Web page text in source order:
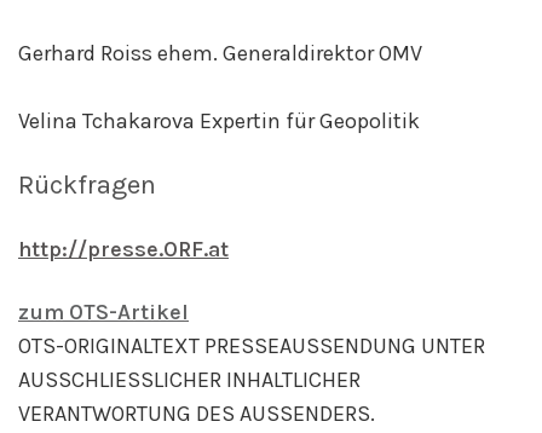
Gerhard Roiss ehem. Generaldirektor OMV
Velina Tchakarova Expertin für Geopolitik
Rückfragen
http://presse.ORF.at
zum OTS-Artikel
OTS-ORIGINALTEXT PRESSEAUSSENDUNG UNTER
AUSSCHLIESSLICHER INHALTLICHER
VERANTWORTUNG DES AUSSENDERS.